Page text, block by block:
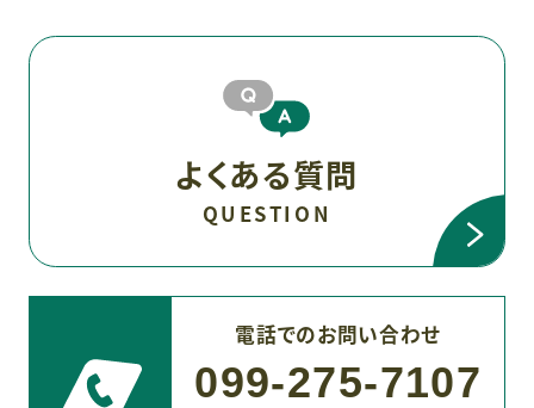
よくある質問
QUESTION
電話でのお問い合わせ
099-275-7107